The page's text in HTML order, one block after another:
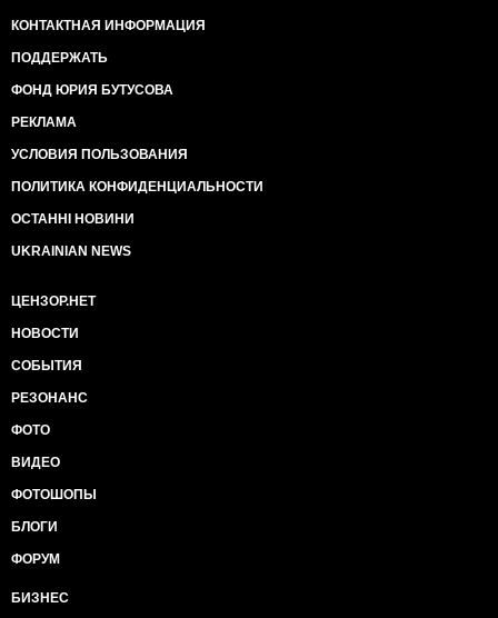
КОНТАКТНАЯ ИНФОРМАЦИЯ
ПОДДЕРЖАТЬ
ФОНД ЮРИЯ БУТУСОВА
РЕКЛАМА
УСЛОВИЯ ПОЛЬЗОВАНИЯ
ПОЛИТИКА КОНФИДЕНЦИАЛЬНОСТИ
ОСТАННІ НОВИНИ
UKRAINIAN NEWS
ЦЕНЗОР.НЕТ
НОВОСТИ
СОБЫТИЯ
РЕЗОНАНС
ФОТО
ВИДЕО
ФОТОШОПЫ
БЛОГИ
ФОРУМ
БИЗНЕС